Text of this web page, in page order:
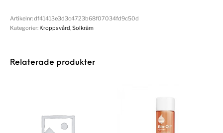
Artikelnr:df41413e3d3c4723b68f07034fd9c50d
Kategorier: Kroppsvård ,Solkräm
Relaterade produkter